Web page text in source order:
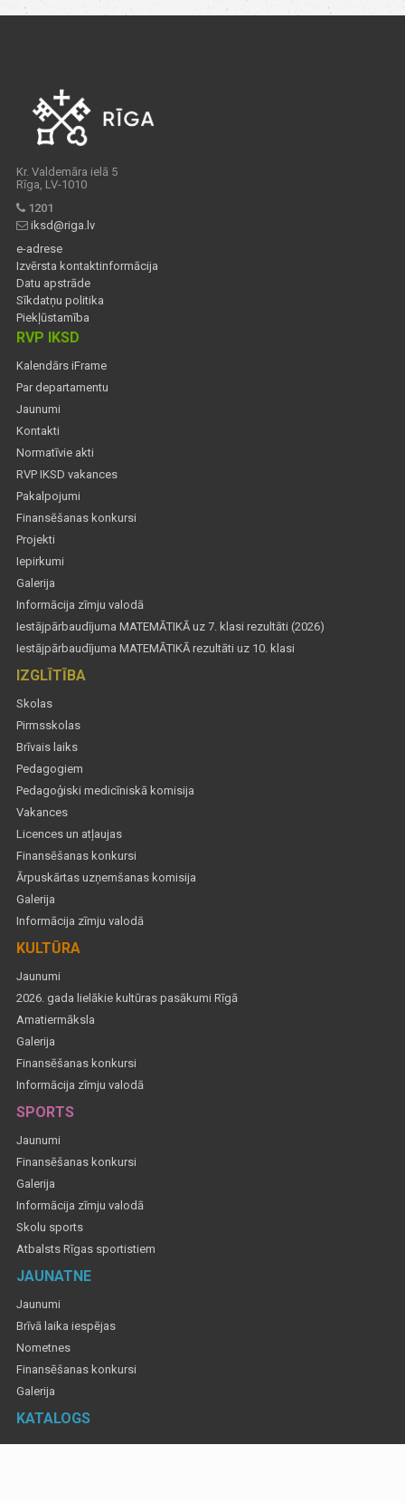
Kr. Valdemāra ielā 5
Rīga, LV-1010
1201
iksd@riga.lv
e-adrese
Izvērsta kontaktinformācija
Datu apstrāde
Sīkdatņu politika
Piekļūstamība
RVP IKSD
Kalendārs iFrame
Par departamentu
Jaunumi
Kontakti
Normatīvie akti
RVP IKSD vakances
Pakalpojumi
Finansēšanas konkursi
Projekti
Iepirkumi
Galerija
Informācija zīmju valodā
Iestājpārbaudījuma MATEMĀTIKĀ uz 7. klasi rezultāti (2026)
Iestājpārbaudījuma MATEMĀTIKĀ rezultāti uz 10. klasi
IZGLĪTĪBA
Skolas
Pirmsskolas
Brīvais laiks
Pedagogiem
Pedagoģiski medicīniskā komisija
Vakances
Licences un atļaujas
Finansēšanas konkursi
Ārpuskārtas uzņemšanas komisija
Galerija
Informācija zīmju valodā
KULTŪRA
Jaunumi
2026. gada lielākie kultūras pasākumi Rīgā
Amatiermāksla
Galerija
Finansēšanas konkursi
Informācija zīmju valodā
SPORTS
Jaunumi
Finansēšanas konkursi
Galerija
Informācija zīmju valodā
Skolu sports
Atbalsts Rīgas sportistiem
JAUNATNE
Jaunumi
Brīvā laika iespējas
Nometnes
Finansēšanas konkursi
Galerija
KATALOGS